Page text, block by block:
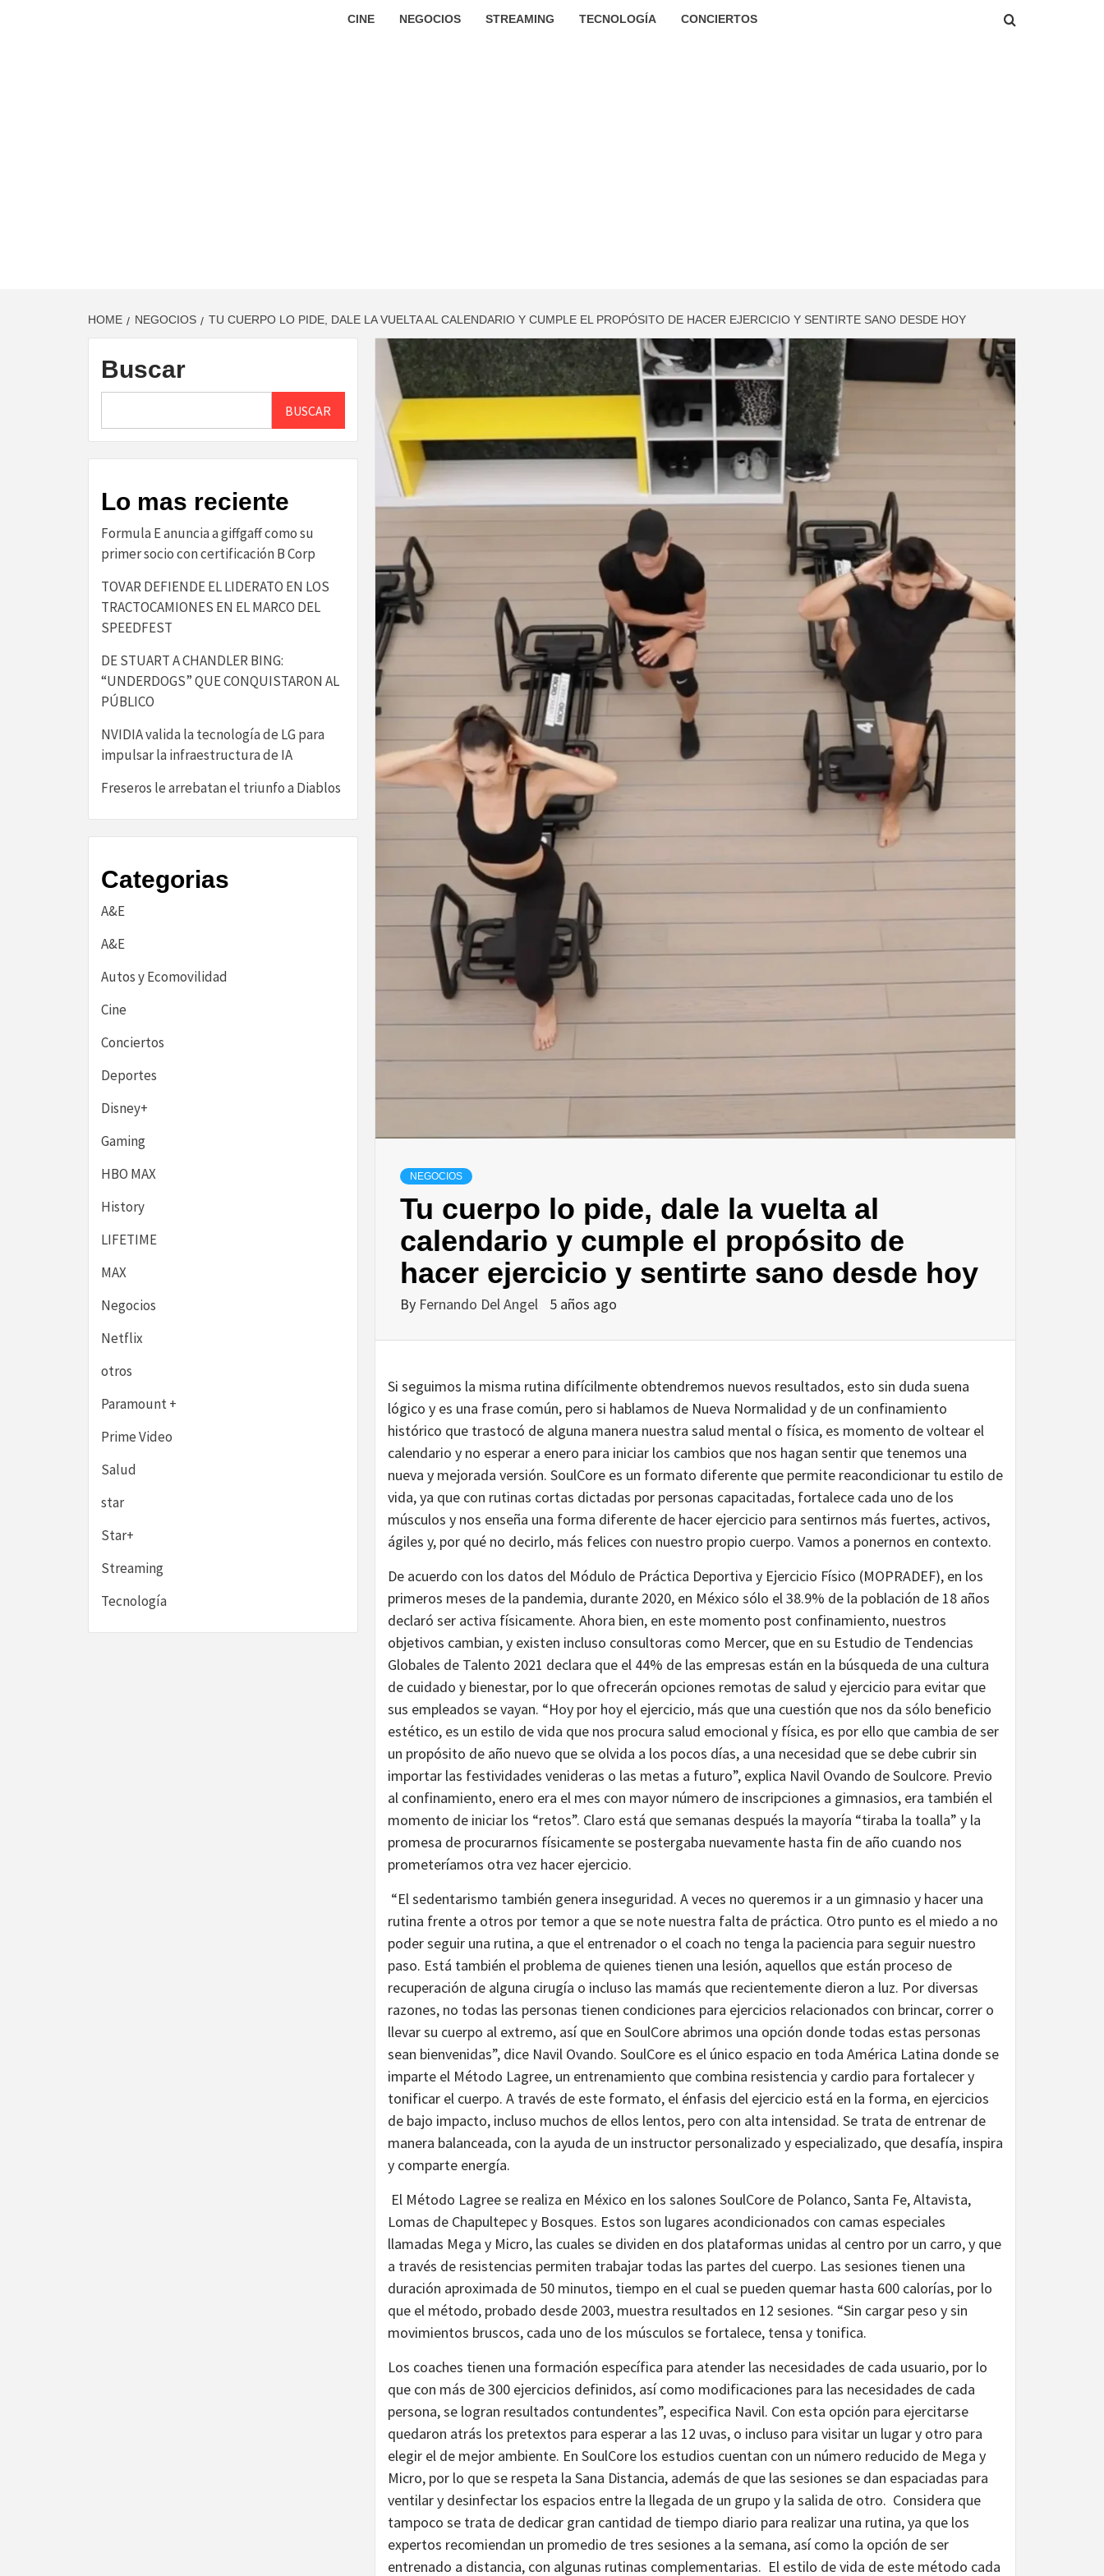
CINE NEGOCIOS STREAMING TECNOLOGÍA CONCIERTOS
HOME NEGOCIOS TU CUERPO LO PIDE, DALE LA VUELTA AL CALENDARIO Y CUMPLE EL PROPÓSITO DE HACER EJERCICIO Y SENTIRTE SANO DESDE HOY
NEGOCIOS
Tu cuerpo lo pide, dale la vuelta al
calendario y cumple el propósito de
hacer ejercicio y sentirte sano desde hoy
By Fernando Del Angel 5 años ago
Si seguimos la misma rutina difícilmente obtendremos nuevos resultados, esto sin duda suena
lógico y es una frase común, pero si hablamos de Nueva Normalidad y de un confinamiento
histórico que trastocó de alguna manera nuestra salud mental o física, es momento de voltear el
calendario y no esperar a enero para iniciar los cambios que nos hagan sentir que tenemos una
nueva y mejorada versión. SoulCore es un formato diferente que permite reacondicionar tu estilo de
vida, ya que con rutinas cortas dictadas por personas capacitadas, fortalece cada uno de los
músculos y nos enseña una forma diferente de hacer ejercicio para sentirnos más fuertes, activos,
ágiles y, por qué no decirlo, más felices con nuestro propio cuerpo. Vamos a ponernos en contexto.
De acuerdo con los datos del Módulo de Práctica Deportiva y Ejercicio Físico (MOPRADEF), en los
primeros meses de la pandemia, durante 2020, en México sólo el 38.9% de la población de 18 años
declaró ser activa físicamente. Ahora bien, en este momento post confinamiento, nuestros
objetivos cambian, y existen incluso consultoras como Mercer, que en su Estudio de Tendencias
Globales de Talento 2021 declara que el 44% de las empresas están en la búsqueda de una cultura
de cuidado y bienestar, por lo que ofrecerán opciones remotas de salud y ejercicio para evitar que
sus empleados se vayan. “Hoy por hoy el ejercicio, más que una cuestión que nos da sólo beneficio
estético, es un estilo de vida que nos procura salud emocional y física, es por ello que cambia de ser
un propósito de año nuevo que se olvida a los pocos días, a una necesidad que se debe cubrir sin
importar las festividades venideras o las metas a futuro”, explica Navil Ovando de Soulcore. Previo
al confinamiento, enero era el mes con mayor número de inscripciones a gimnasios, era también el
momento de iniciar los “retos”. Claro está que semanas después la mayoría “tiraba la toalla” y la
promesa de procurarnos físicamente se postergaba nuevamente hasta fin de año cuando nos
prometeríamos otra vez hacer ejercicio.
“El sedentarismo también genera inseguridad. A veces no queremos ir a un gimnasio y hacer una
rutina frente a otros por temor a que se note nuestra falta de práctica. Otro punto es el miedo a no
poder seguir una rutina, a que el entrenador o el coach no tenga la paciencia para seguir nuestro
paso. Está también el problema de quienes tienen una lesión, aquellos que están proceso de
recuperación de alguna cirugía o incluso las mamás que recientemente dieron a luz. Por diversas
razones, no todas las personas tienen condiciones para ejercicios relacionados con brincar, correr o
llevar su cuerpo al extremo, así que en SoulCore abrimos una opción donde todas estas personas
sean bienvenidas”, dice Navil Ovando. SoulCore es el único espacio en toda América Latina donde se
imparte el Método Lagree, un entrenamiento que combina resistencia y cardio para fortalecer y
tonificar el cuerpo. A través de este formato, el énfasis del ejercicio está en la forma, en ejercicios
de bajo impacto, incluso muchos de ellos lentos, pero con alta intensidad. Se trata de entrenar de
manera balanceada, con la ayuda de un instructor personalizado y especializado, que desafía, inspira
y comparte energía.
El Método Lagree se realiza en México en los salones SoulCore de Polanco, Santa Fe, Altavista,
Lomas de Chapultepec y Bosques. Estos son lugares acondicionados con camas especiales
llamadas Mega y Micro, las cuales se dividen en dos plataformas unidas al centro por un carro, y que
a través de resistencias permiten trabajar todas las partes del cuerpo. Las sesiones tienen una
duración aproximada de 50 minutos, tiempo en el cual se pueden quemar hasta 600 calorías, por lo
que el método, probado desde 2003, muestra resultados en 12 sesiones. “Sin cargar peso y sin
movimientos bruscos, cada uno de los músculos se fortalece, tensa y tonifica.
Los coaches tienen una formación específica para atender las necesidades de cada usuario, por lo
que con más de 300 ejercicios definidos, así como modificaciones para las necesidades de cada
persona, se logran resultados contundentes”, especifica Navil. Con esta opción para ejercitarse
quedaron atrás los pretextos para esperar a las 12 uvas, o incluso para visitar un lugar y otro para
elegir el de mejor ambiente. En SoulCore los estudios cuentan con un número reducido de Mega y
Micro, por lo que se respeta la Sana Distancia, además de que las sesiones se dan espaciadas para
ventilar y desinfectar los espacios entre la llegada de un grupo y la salida de otro. Considera que
tampoco se trata de dedicar gran cantidad de tiempo diario para realizar una rutina, ya que los
expertos recomiendan un promedio de tres sesiones a la semana, así como la opción de ser
entrenado a distancia, con algunas rutinas complementarias. El estilo de vida de este método cada
Buscar
BUSCAR
Lo mas reciente
​Formula E anuncia a giffgaff como su
primer socio con certificación B Corp​
TOVAR DEFIENDE EL LIDERATO EN LOS
TRACTOCAMIONES EN EL MARCO DEL
SPEEDFEST
DE STUART A CHANDLER BING:
“UNDERDOGS” QUE CONQUISTARON AL
PÚBLICO
NVIDIA valida la tecnología de LG para
impulsar la infraestructura de IA
Freseros le arrebatan el triunfo a Diablos
Categorias
A&E
A&E
Autos y Ecomovilidad
Cine
Conciertos
Deportes
Disney+
Gaming
HBO MAX
History
LIFETIME
MAX
Negocios
Netflix
otros
Paramount +
Prime Video
Salud
star
Star+
Streaming
Tecnología